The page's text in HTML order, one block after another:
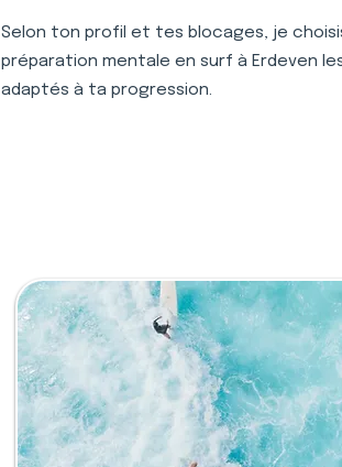
Selon ton profil et tes blocages, je
préparation mentale en surf à Erdeven
adaptés à ta progression.